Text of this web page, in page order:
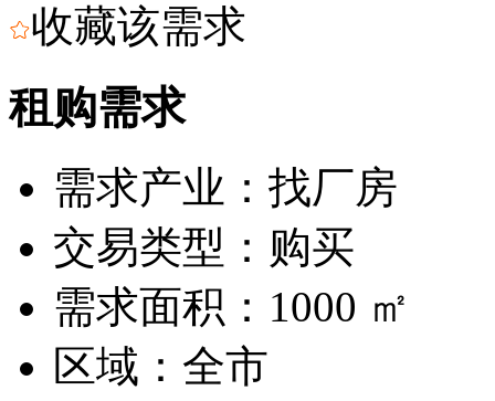
收藏该需求
租购需求
需求产业： 找厂房
交易类型： 购买
需求面积： 1000 ㎡
区域： 全市